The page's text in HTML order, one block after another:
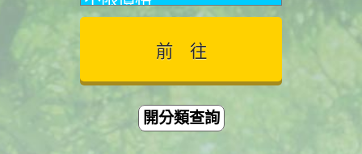
開分類查詢